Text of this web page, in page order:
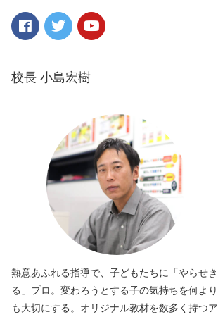
校長 小島宏樹
熱意あふれる指導で、子どもたちに「やらせき
る」プロ。変わろうとする子の気持ちを何より
も大切にする。オリジナル教材を数多く持つア